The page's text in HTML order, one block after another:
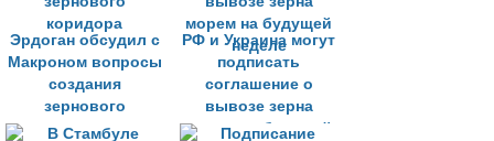
Эрдоган обсудил с
Макроном вопросы
создания
зернового
коридора
РФ и Украина могут
подписать
соглашение о
вывозе зерна
морем на будущей